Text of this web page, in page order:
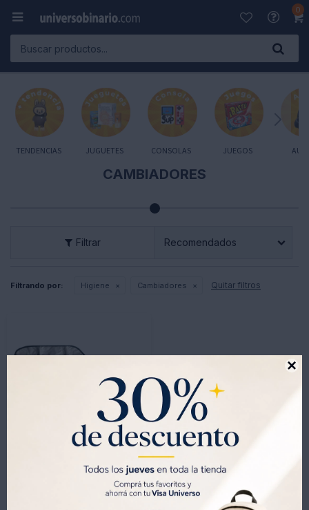

0

TENDENCIAS JUGUETES CONSOLAS JUEGOS
CAMBIADORES
Recomendados
Filtrando por: Higiene Cambiadores Quitar filtros
Cambiador portatil Little ones Gris con estuche
- +